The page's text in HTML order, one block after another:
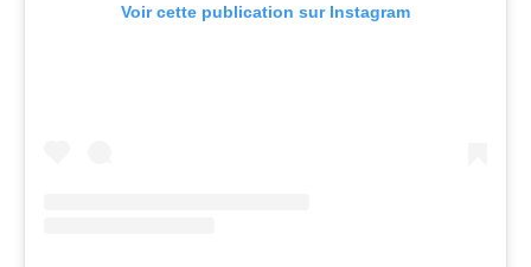
Voir cette publication sur Instagram